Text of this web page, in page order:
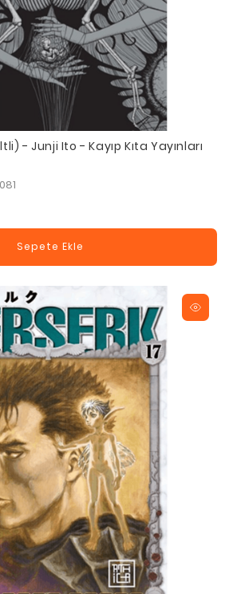
- Junji Ito - Kayıp Kıta Yayınları
Sepete Ekle